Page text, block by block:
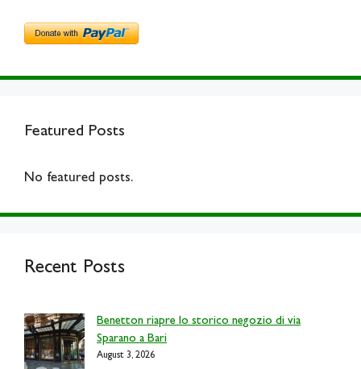
Featured Posts
No featured posts.
Recent Posts
Benetton riapre lo storico negozio di via
Sparano a Bari
August 3, 2026